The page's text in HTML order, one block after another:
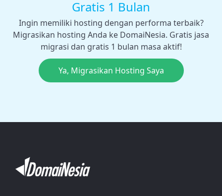
Gratis 1 Bulan
Ingin memiliki hosting dengan performa terbaik?
Migrasikan hosting Anda ke DomaiNesia. Gratis jasa
migrasi dan gratis 1 bulan masa aktif!
Ya, Migrasikan Hosting Saya